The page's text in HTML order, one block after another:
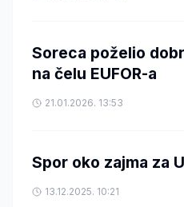
Soreca poželio
na čelu EUFOR-a
21.01.2026. 13:53
Spor oko zajma za
13.12.2025. 10:21